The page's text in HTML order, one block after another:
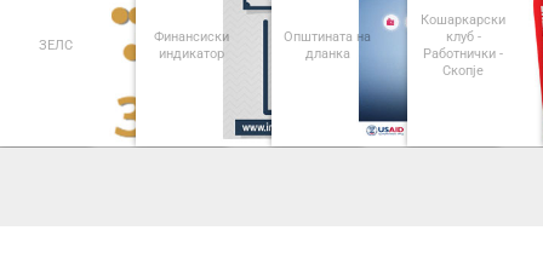
ЗЕЛС
Финансиски
индикатор
Општината на
дланка
Кошаркарски
клуб -
Работнички -
Скопје